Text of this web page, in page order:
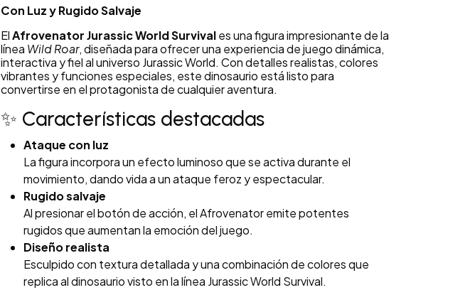
Con Luz y Rugido Salvaje
ElAfrovenator Jurassic World Survivales una figura impresionante de la
línea Wild Roar, diseñada para ofrecer una experiencia de juego dinámica,
interactiva y fiel al universo Jurassic World. Con detalles realistas, colores
vibrantes y funciones especiales, este dinosaurio está listo para
convertirse en el protagonista de cualquier aventura.
✨ Características destacadas
Ataque con luz
La figura incorpora un efecto luminoso que se activa durante el
movimiento, dando vida a un ataque feroz y espectacular.
Rugido salvaje
Al presionar el botón de acción, el Afrovenator emite potentes
rugidos que aumentan la emoción del juego.
Diseño realista
Esculpido con textura detallada y una combinación de colores que
replica al dinosaurio visto en la línea Jurassic World Survival.